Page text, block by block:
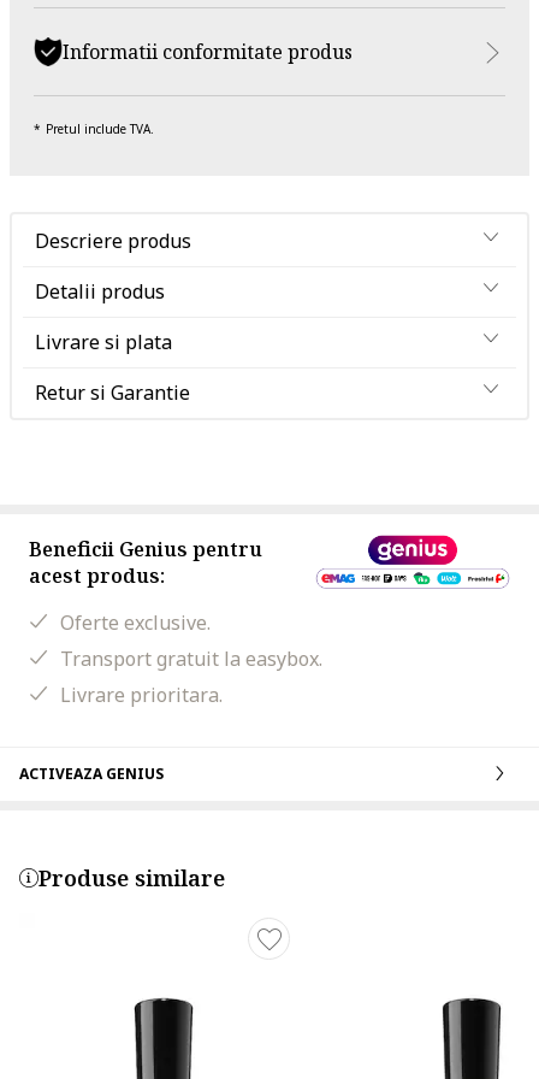
Informatii conformitate produs
Pretul include TVA.
Descriere produs
Detalii produs
Livrare si plata
Retur si Garantie
Beneficii Genius pentru
acest produs:
Oferte exclusive.
Transport gratuit la easybox.
Livrare prioritara.
ACTIVEAZA GENIUS
Produse similare